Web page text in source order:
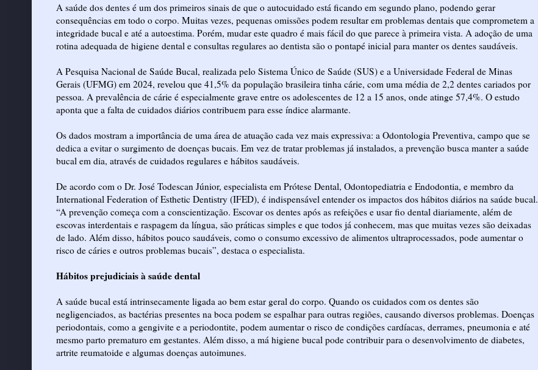
A saúde dos dentes é um dos primeiros sinais de que o autocuidado está ficando em segundo plano, podendo gerar
consequências em todo o corpo. Muitas vezes, pequenas omissões podem resultar em problemas dentais que comprometem a
integridade bucal e até a autoestima. Porém, mudar este quadro é mais fácil do que parece à primeira vista. A adoção de uma
rotina adequada de higiene dental e consultas regulares ao dentista são o pontapé inicial para manter os dentes saudáveis.
A Pesquisa Nacional de Saúde Bucal, realizada pelo Sistema Único de Saúde (SUS) e a Universidade Federal de Minas
Gerais (UFMG) em 2024, revelou que 41,5% da população brasileira tinha cárie, com uma média de 2,2 dentes cariados por
pessoa. A prevalência de cárie é especialmente grave entre os adolescentes de 12 a 15 anos, onde atinge 57,4%. O estudo
aponta que a falta de cuidados diários contribuem para esse índice alarmante.
Os dados mostram a importância de uma área de atuação cada vez mais expressiva: a Odontologia Preventiva, campo que se
dedica a evitar o surgimento de doenças bucais. Em vez de tratar problemas já instalados, a prevenção busca manter a saúde
bucal em dia, através de cuidados regulares e hábitos saudáveis.
De acordo com o Dr. José Todescan Júnior, especialista em Prótese Dental, Odontopediatria e Endodontia, e membro da
International Federation of Esthetic Dentistry (IFED), é indispensável entender os impactos dos hábitos diários na saúde bucal.
“A prevenção começa com a conscientização. Escovar os dentes após as refeições e usar fio dental diariamente, além de
escovas interdentais e raspagem da língua, são práticas simples e que todos já conhecem, mas que muitas vezes são deixadas
de lado. Além disso, hábitos pouco saudáveis, como o consumo excessivo de alimentos ultraprocessados, pode aumentar o
risco de cáries e outros problemas bucais”, destaca o especialista.
Hábitos prejudiciais à saúde dental
A saúde bucal está intrinsecamente ligada ao bem estar geral do corpo. Quando os cuidados com os dentes são
negligenciados, as bactérias presentes na boca podem se espalhar para outras regiões, causando diversos problemas. Doenças
periodontais, como a gengivite e a periodontite, podem aumentar o risco de condições cardíacas, derrames, pneumonia e até
mesmo parto prematuro em gestantes. Além disso, a má higiene bucal pode contribuir para o desenvolvimento de diabetes,
artrite reumatoide e algumas doenças autoimunes.